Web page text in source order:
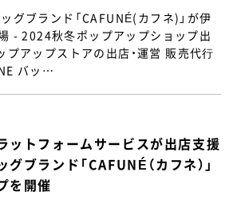
グブランド「CAFUNÉ(カフネ)」が伊
- 2024秋冬ポップアップショップ出
プアップストアの出店・運営 販売代⾏
バッ…
ットフォームサービスが出店支援
ブランド「CAFUNÉ（カフネ）」
を開催